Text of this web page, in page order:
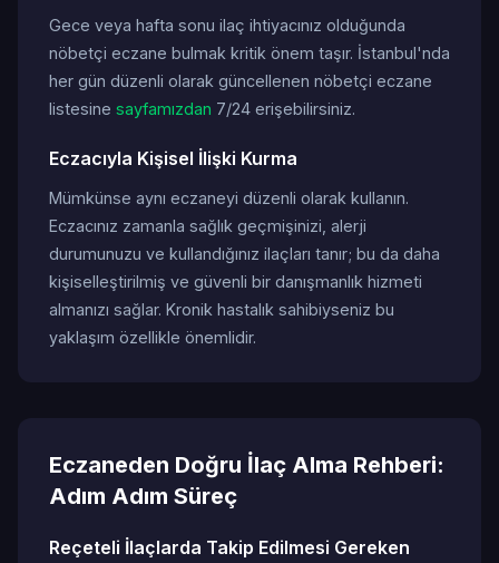
Gece veya hafta sonu ilaç ihtiyacınız olduğunda
nöbetçi eczane bulmak kritik önem taşır. İstanbul'nda
her gün düzenli olarak güncellenen nöbetçi eczane
listesine sayfamızdan 7/24 erişebilirsiniz.
Eczacıyla Kişisel İlişki Kurma
Mümkünse aynı eczaneyi düzenli olarak kullanın.
Eczacınız zamanla sağlık geçmişinizi, alerji
durumunuzu ve kullandığınız ilaçları tanır; bu da daha
kişiselleştirilmiş ve güvenli bir danışmanlık hizmeti
almanızı sağlar. Kronik hastalık sahibiyseniz bu
yaklaşım özellikle önemlidir.
Eczaneden Doğru İlaç Alma Rehberi:
Adım Adım Süreç
Reçeteli İlaçlarda Takip Edilmesi Gereken